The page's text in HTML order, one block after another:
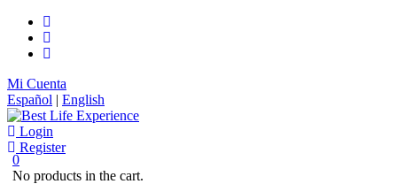
Mi Cuenta
Español | English
Login
Register
0
No products in the cart.